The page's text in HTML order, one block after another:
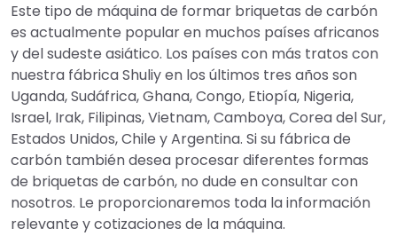
Este tipo de máquina de formar briquetas de carbón
es actualmente popular en muchos países africanos
y del sudeste asiático. Los países con más tratos con
nuestra fábrica Shuliy en los últimos tres años son
Uganda, Sudáfrica, Ghana, Congo, Etiopía, Nigeria,
Israel, Irak, Filipinas, Vietnam, Camboya, Corea del Sur,
Estados Unidos, Chile y Argentina. Si su fábrica de
carbón también desea procesar diferentes formas
de briquetas de carbón, no dude en consultar con
nosotros. Le proporcionaremos toda la información
relevante y cotizaciones de la máquina.